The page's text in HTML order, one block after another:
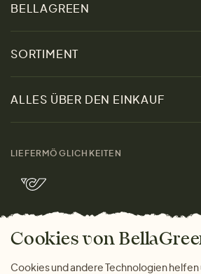
BELLAGREEN
Nachhaltigkeit
Kontakt
Marken
Bella Green Magazin
SORTIMENT
Damen
Herren
Wohnen
Geschenke
ALLES ÜBER DEN EINKAUF
Warum bei uns einkaufen
LIEFERMÖGLICHKEITEN
ZAHLUNGSMÖGLICHKEITEN
Cookies von
Cookies und andere Technologien helfen